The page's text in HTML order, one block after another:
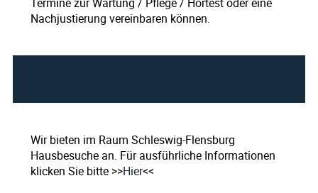
Nachjustierung vereinbaren können.
Wir bieten im Raum Schleswig-Flensburg
Hausbesuche an. Für ausführliche Informationen
klicken Sie bitte >>Hier<<